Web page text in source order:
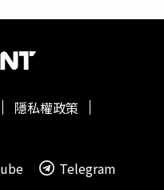
隱私權政策
Telegram